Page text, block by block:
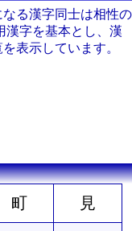
る漢字同士は相性の
漢字を基本とし、漢
表示しています。
町 見